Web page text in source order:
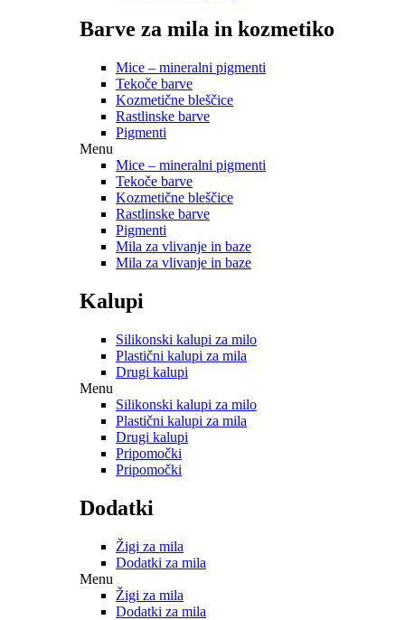
Barve za mila in kozmetiko
Mice – mineralni pigmenti
Tekoče barve
Kozmetične bleščice
Rastlinske barve
Pigmenti
Menu
Mice – mineralni pigmenti
Tekoče barve
Kozmetične bleščice
Rastlinske barve
Pigmenti
Mila za vlivanje in baze
Mila za vlivanje in baze
Kalupi
Silikonski kalupi za milo
Plastični kalupi za mila
Drugi kalupi
Menu
Silikonski kalupi za milo
Plastični kalupi za mila
Drugi kalupi
Pripomočki
Pripomočki
Dodatki
Žigi za mila
Dodatki za mila
Menu
Žigi za mila
Dodatki za mila